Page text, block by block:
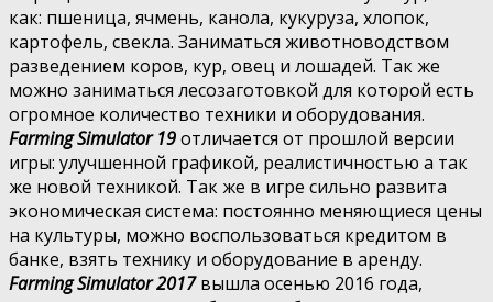
как: пшеница, ячмень, канола, кукуруза, хлопок,
картофель, свекла. Заниматься животноводством
разведением коров, кур, овец и лошадей. Так же
можно заниматься лесозаготовкой для которой есть
огромное количество техники и оборудования.
Farming Simulator 19отличается от прошлой версии
игры: улучшенной графикой, реалистичностью а так
же новой техникой. Так же в игре сильно развита
экономическая система: постоянно меняющиеся цены
на культуры, можно воспользоваться кредитом в
банке, взять технику и оборудование в аренду.
Farming Simulator 2017вышла осенью 2016 года,